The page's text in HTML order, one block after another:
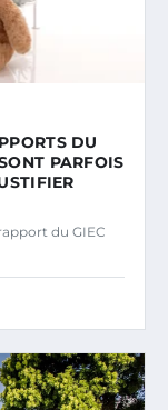
DU
PARFOIS
du GIEC